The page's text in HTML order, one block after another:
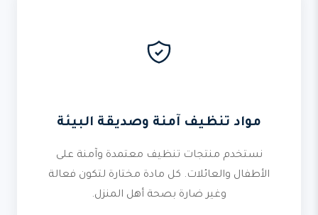
مواد تنظيف آمنة وصديقة البيئة
نستخدم منتجات تنظيف معتمدة وآمنة على
الأطفال والعائلات. كل مادة مختارة لتكون فعالة
وغير ضارة بصحة أهل المنزل.